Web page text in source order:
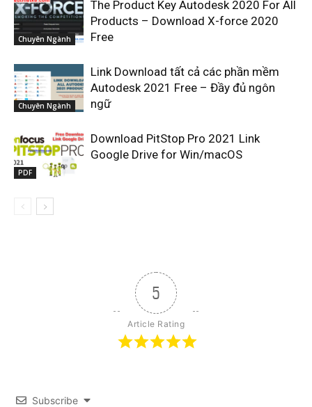
Chuyên Ngành
The Product Key Autodesk 2020 For All
Products – Download X-force 2020
Free
Chuyên Ngành
Link Download tất cả các phần mềm
Autodesk 2021 Free – Đầy đủ ngôn
ngữ
PDF
Download PitStop Pro 2021 Link
Google Drive for Win/macOS
5
Article Rating
Subscribe